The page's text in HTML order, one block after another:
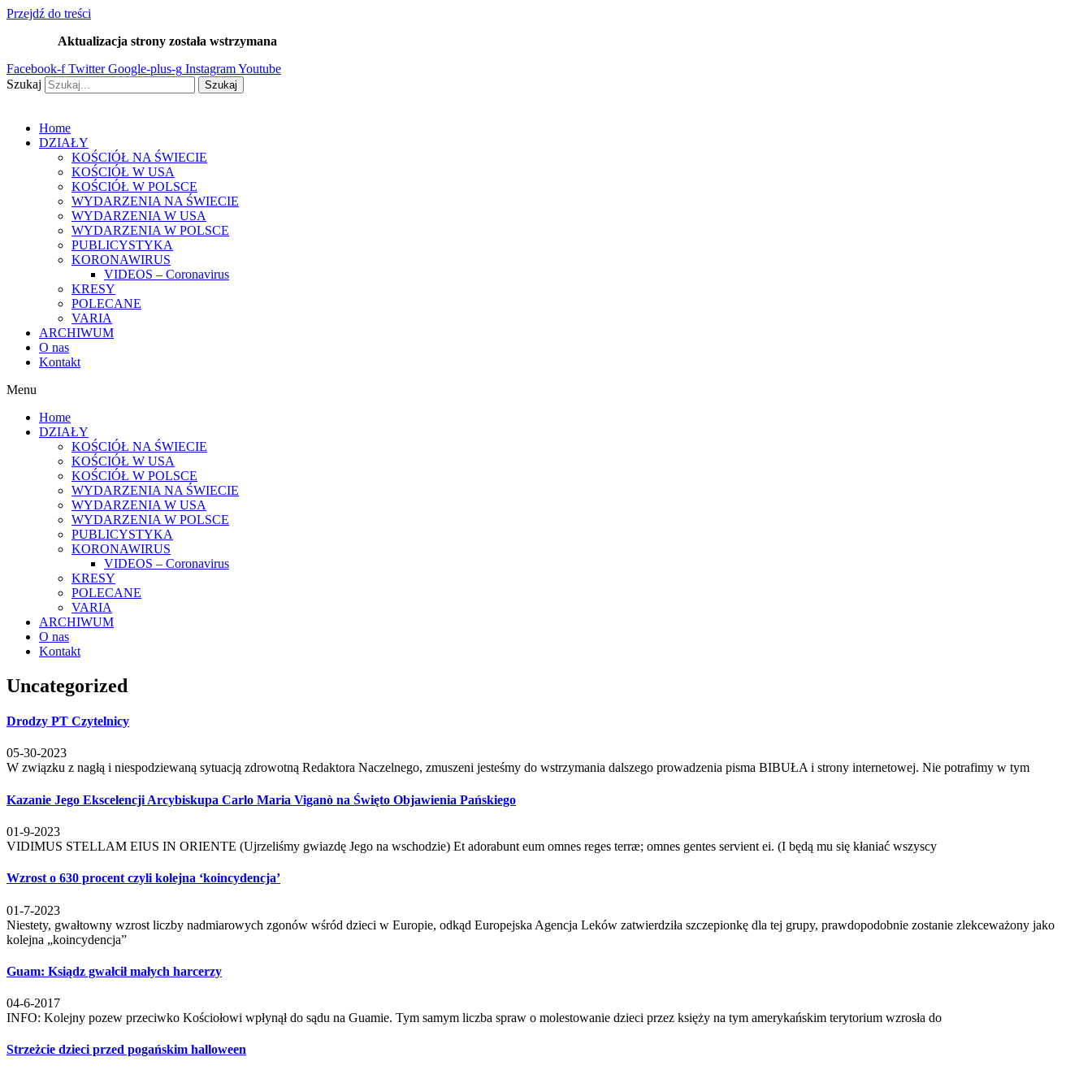
Przejdź do treści
Aktualizacja strony została wstrzymana
Facebook-f Twitter Google-plus-g InstagramYoutube
Szukaj
Szukaj
Home
DZIAŁY
KOŚCIÓŁ NA ŚWIECIE
KOŚCIÓŁ W USA
KOŚCIÓŁ W POLSCE
WYDARZENIA NA ŚWIECIE
WYDARZENIA W USA
WYDARZENIA W POLSCE
PUBLICYSTYKA
KORONAWIRUS
VIDEOS – Coronavirus
KRESY
POLECANE
VARIA
ARCHIWUM
O nas
Kontakt
Menu
Home
DZIAŁY
KOŚCIÓŁ NA ŚWIECIE
KOŚCIÓŁ W USA
KOŚCIÓŁ W POLSCE
WYDARZENIA NA ŚWIECIE
WYDARZENIA W USA
WYDARZENIA W POLSCE
PUBLICYSTYKA
KORONAWIRUS
VIDEOS – Coronavirus
KRESY
POLECANE
VARIA
ARCHIWUM
O nas
Kontakt
Uncategorized
Drodzy PT Czytelnicy
05-30-2023
W związku z nagłą i niespodziewaną sytuacją zdrowotną Redaktora Naczelnego, zmuszeni jesteśmy do wstrzymania dalszego prowadzenia pisma BIBUŁA i strony internetowej. Nie potrafimy w tym
Kazanie Jego Ekscelencji Arcybiskupa Carlo Maria Viganò na Święto Objawienia Pańskiego
01-9-2023
VIDIMUS STELLAM EIUS IN ORIENTE (Ujrzeliśmy gwiazdę Jego na wschodzie) Et adorabunt eum omnes reges terræ; omnes gentes servient ei. (I będą mu się kłaniać wszyscy
Wzrost o 630 procent czyli kolejna ‘koincydencja’
01-7-2023
Niestety, gwałtowny wzrost liczby nadmiarowych zgonów wśród dzieci w Europie, odkąd Europejska Agencja Leków zatwierdziła szczepionkę dla tej grupy, prawdopodobnie zostanie zlekceważony jako
kolejna „koincydencja”
Guam: Ksiądz gwałcił małych harcerzy
04-6-2017
INFO: Kolejny pozew przeciwko Kościołowi wpłynął do sądu na Guamie. Tym samym liczba spraw o molestowanie dzieci przez księży na tym amerykańskim terytorium wzrosła do
Strzeżcie dzieci przed pogańskim halloween